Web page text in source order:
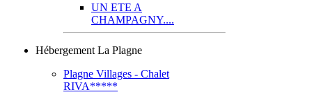
UN ETE A
CHAMPAGNY....
Hébergement La Plagne
Plagne Villages - Chalet
RIVA*****